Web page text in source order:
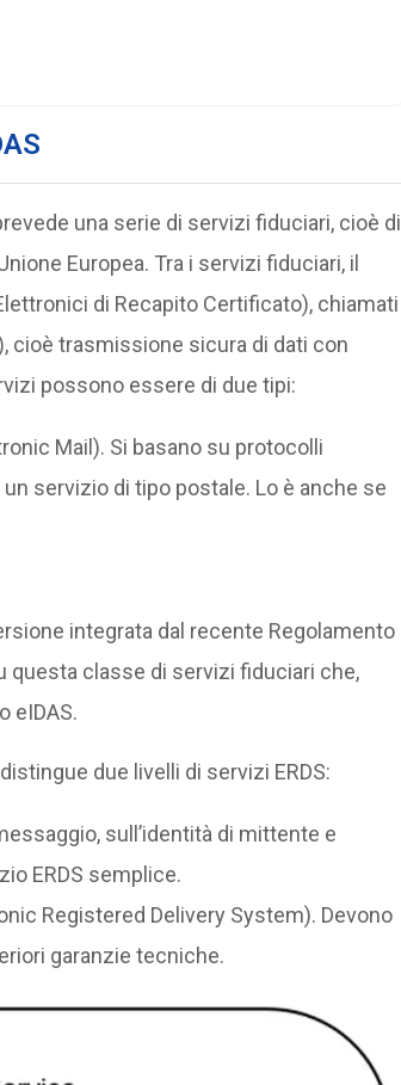
una serie di servizi fiduciari, cioè di
Europea. Tra i servizi fiduciari, il
di Recapito Certificato), chiamati
cioè trasmissione sicura di dati con
possono essere di due tipi:
Mail). Si basano su protocolli
un servizio di tipo postale. Lo è anche se
integrata dal recente Regolamento
questa classe di servizi fiduciari che,
eIDAS.
due livelli di servizi ERDS:
sull’identità di mittente e
ERDS semplice.
Registered Delivery System). Devono
garanzie tecniche.